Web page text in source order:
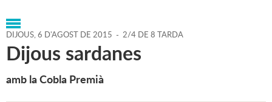
DIJOUS,6 D'AGOST DE 2015 - 2/4 DE 8 TARDA
Dijous sardanes
amb la Cobla Premià